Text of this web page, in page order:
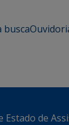
busca
Estado de